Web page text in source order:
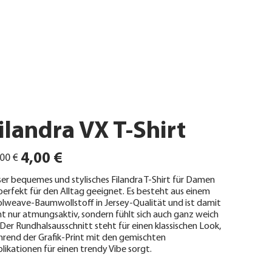
VX T-Shirt
€ Angebotspreis
4,00 €
bequemes und stylisches Filandra T-Shirt für Damen
für den Alltag geeignet. Es besteht aus einem
Baumwollstoff in Jersey-Qualität und ist damit
nur atmungsaktiv, sondern fühlt sich auch ganz weich
Rundhalsausschnitt steht für einen klassischen Look,
der Grafik-Print mit den gemischten
für einen trendy Vibe sorgt.